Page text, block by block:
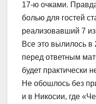
17-ю очками.
болью для гостей
реализовавший 7
Все это вылилось
перед ответным
будет практически
Не обошлось без
и в Никосии, где